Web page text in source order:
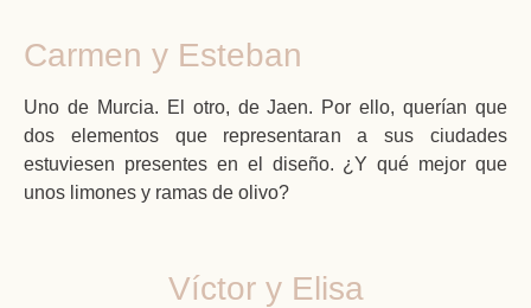
Carmen y Esteban
Uno de Murcia. El otro, de Jaen. Por ello, querían que
dos elementos que representaran a sus ciudades
estuviesen presentes en el diseño. ¿Y qué mejor que
unos limones y ramas de olivo?
Víctor y Elisa